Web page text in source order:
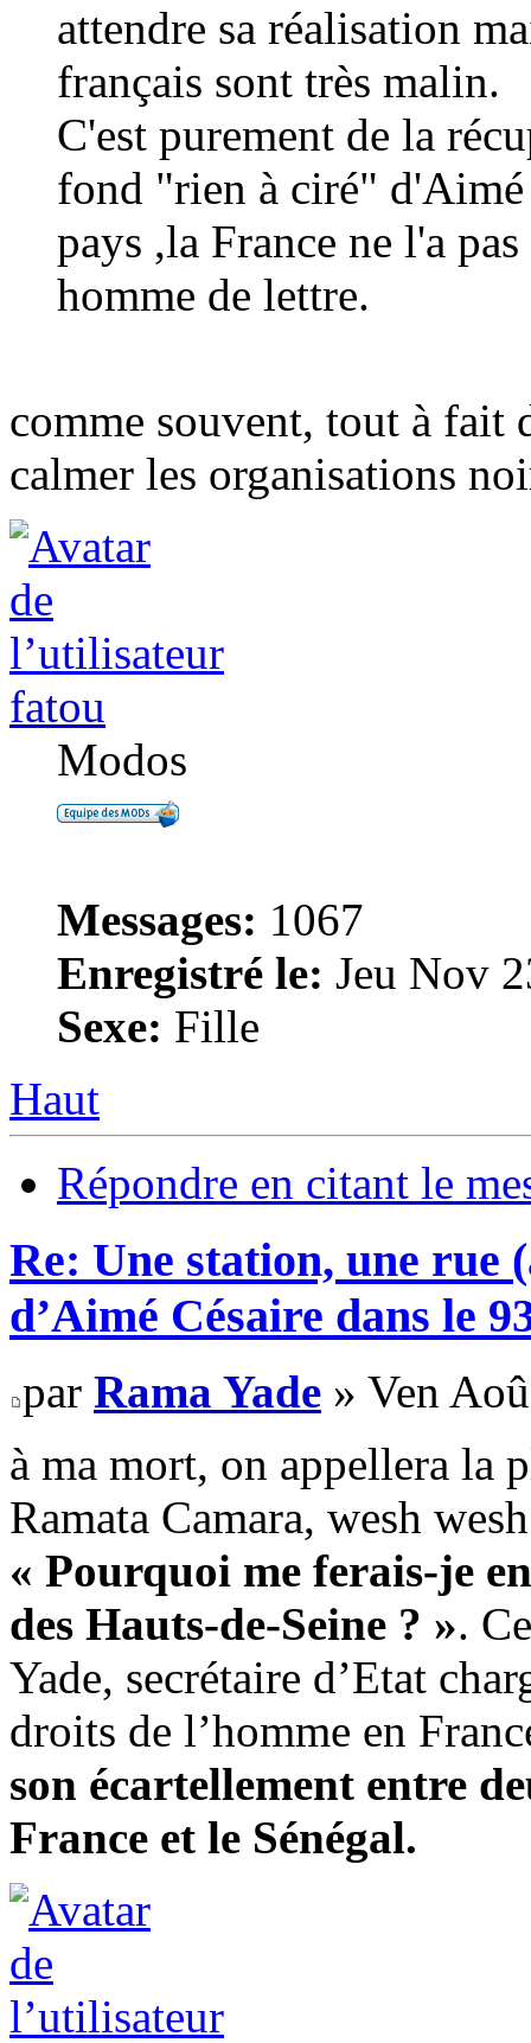
attendre sa réalisation
français sont très malin.
C'est purement de la
fond "rien à ciré" d'Aimé
pays ,la France ne l'a
homme de lettre.
comme souvent, tout à fait
calmer les organisations
fatou
Modos
Messages: 1067
Enregistré le: Jeu Nov
Sexe: Fille
Haut
Répondre en citant le
Re: Une station, une rue
d’Aimé Césaire dans le
par Rama Yade » Ven
à ma mort, on appellera la
Ramata Camara, wesh wesh
« Pourquoi me ferais-je
des Hauts-de-Seine ? ».
Yade, secrétaire d’Etat
droits de l’homme en
son écartellement entre
France et le Sénégal.